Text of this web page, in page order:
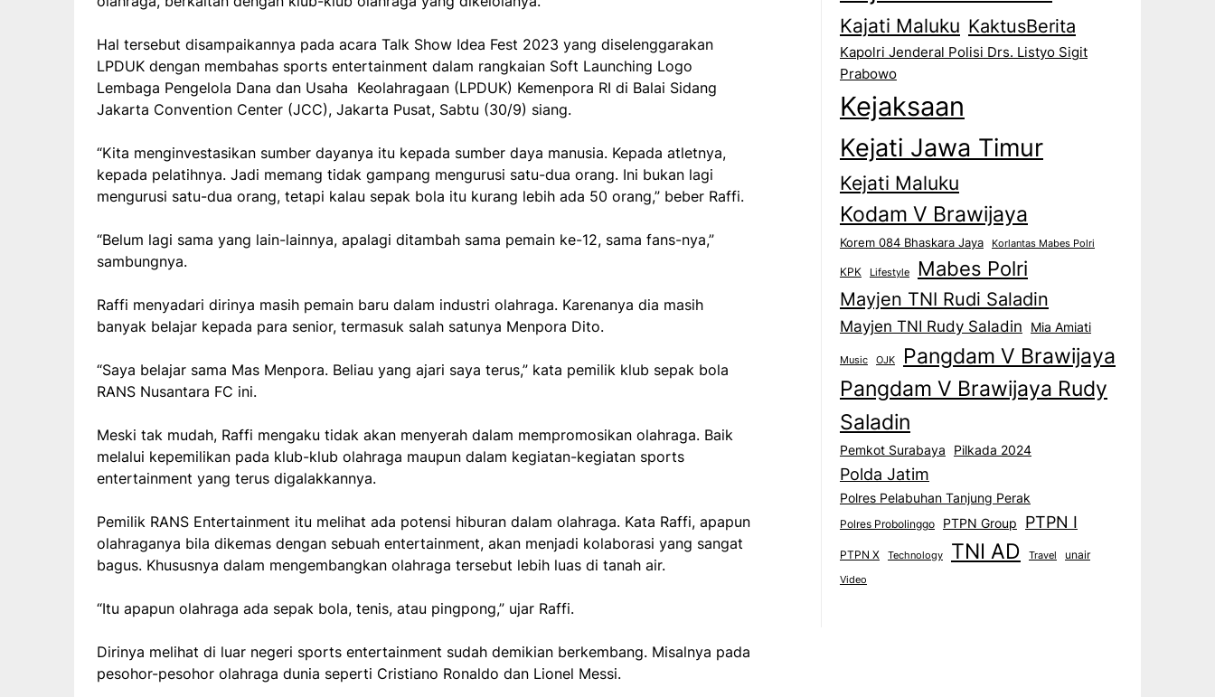
Hal tersebut disampaikannya pada acara Talk Show Idea Fest 2023 yang diselenggarakan
LPDUK dengan membahas sports entertainment dalam rangkaian Soft Launching Logo
Lembaga Pengelola Dana dan Usaha Keolahragaan (LPDUK) Kemenpora RI di Balai Sidang
Jakarta Convention Center (JCC), Jakarta Pusat, Sabtu (30/9) siang.
“Kita menginvestasikan sumber dayanya itu kepada sumber daya manusia. Kepada atletnya,
kepada pelatihnya. Jadi memang tidak gampang mengurusi satu-dua orang. Ini bukan lagi
mengurusi satu-dua orang, tetapi kalau sepak bola itu kurang lebih ada 50 orang,” beber Raffi.
“Belum lagi sama yang lain-lainnya, apalagi ditambah sama pemain ke-12, sama fans-nya,”
sambungnya.
Raffi menyadari dirinya masih pemain baru dalam industri olahraga. Karenanya dia masih
banyak belajar kepada para senior, termasuk salah satunya Menpora Dito.
“Saya belajar sama Mas Menpora. Beliau yang ajari saya terus,” kata pemilik klub sepak bola
RANS Nusantara FC ini.
Meski tak mudah, Raffi mengaku tidak akan menyerah dalam mempromosikan olahraga. Baik
melalui kepemilikan pada klub-klub olahraga maupun dalam kegiatan-kegiatan sports
entertainment yang terus digalakkannya.
Pemilik RANS Entertainment itu melihat ada potensi hiburan dalam olahraga. Kata Raffi, apapun
olahraganya bila dikemas dengan sebuah entertainment, akan menjadi kolaborasi yang sangat
bagus. Khususnya dalam mengembangkan olahraga tersebut lebih luas di tanah air.
“Itu apapun olahraga ada sepak bola, tenis, atau pingpong,” ujar Raffi.
Dirinya melihat di luar negeri sports entertainment sudah demikian berkembang. Misalnya pada
pesohor-pesohor olahraga dunia seperti Cristiano Ronaldo dan Lionel Messi.
Kajati Maluku KaktusBerita
Kapolri Jenderal Polisi Drs. Listyo Sigit
Prabowo
Kejaksaan
Kejati Jawa Timur
Kejati Maluku
Kodam V Brawijaya
Korem 084 Bhaskara Jaya Korlantas Mabes Polri
KPK Lifestyle Mabes Polri
Mayjen TNI Rudi Saladin
Mayjen TNI Rudy Saladin Mia Amiati
Music OJK Pangdam V Brawijaya
Pangdam V Brawijaya Rudy
Saladin
Pemkot Surabaya Pilkada 2024
Polda Jatim
Polres Pelabuhan Tanjung Perak
Polres Probolinggo PTPN Group PTPN I
PTPN X Technology TNI AD Travel unair
Video